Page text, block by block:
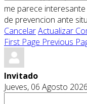
me parece
de prevencion ante
CancelarActualizar
First Page Previous
Invitado
Jueves, 06 Agosto 2026